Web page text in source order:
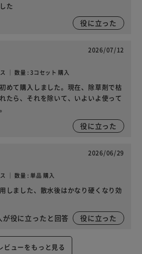
た
役に立った
2026/07/12
｜ 数量 : 3コセット 購入
めて購入しました。現在、除草剤で枯
たら、それを除いて、いよいよ使って
役に立った
2026/06/29
｜ 数量 : 単品 購入
しました、散水後はかなり硬くなり効
が役に立ったと回答 役に立った
ビューをもっと見る